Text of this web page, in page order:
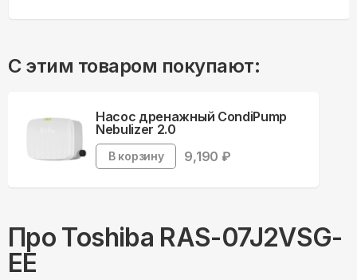
С этим товаром покупают:
Насос дренажный CondiPump
Nebulizer 2.0
В корзину 9,190 ₽
Про Toshiba RAS-07J2VSG-
EE